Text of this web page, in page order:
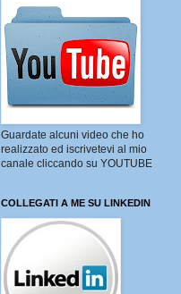
Guardate alcuni video che ho
realizzato ed iscrivetevi al mio
canale cliccando su YOUTUBE
COLLEGATI A ME SU LINKEDIN